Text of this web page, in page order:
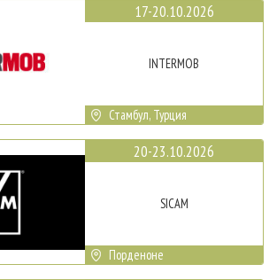
17-20.10.2026
INTERMOB
Стамбул, Турция
20-23.10.2026
SICAM
Порденоне